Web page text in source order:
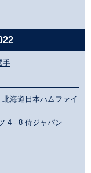
手
北海道日本ハムファイ
4 - 8 侍ジャパン